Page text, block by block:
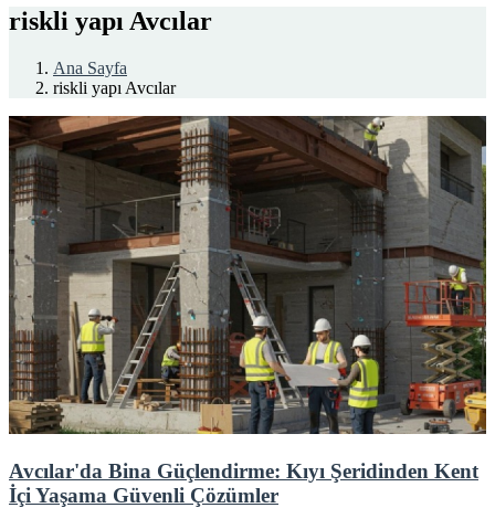
riskli yapı Avcılar
Ana Sayfa
riskli yapı Avcılar
Avcılar'da Bina Güçlendirme: Kıyı Şeridinden Kent
İçi Yaşama Güvenli Çözümler